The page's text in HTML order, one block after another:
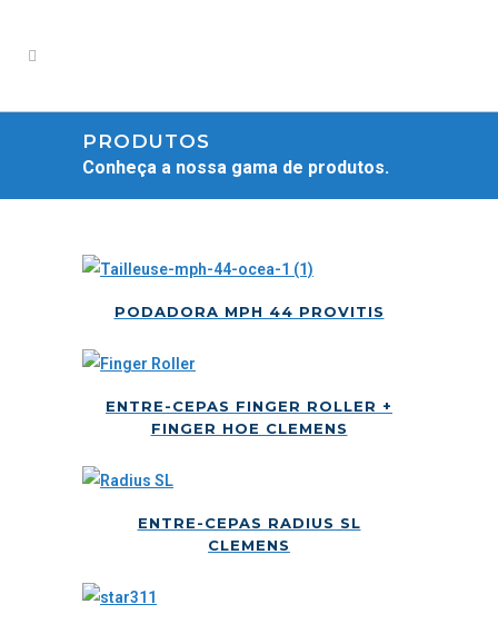
PRODUTOS
Conheça a nossa gama de produtos.
PODADORA MPH 44 PROVITIS
ENTRE-CEPAS FINGER ROLLER +
FINGER HOE CLEMENS
ENTRE-CEPAS RADIUS SL
CLEMENS